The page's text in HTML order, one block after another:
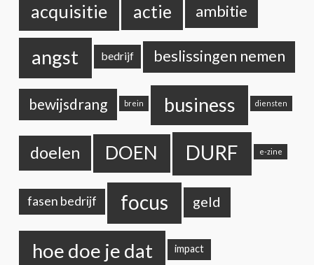
acquisitie actie ambitie
angst bedrijf beslissingen nemen
bewijsdrang brein business diensten
doelen DOEN DURF e-zine
fasen bedrijf focus geld
hoe doe je dat impact